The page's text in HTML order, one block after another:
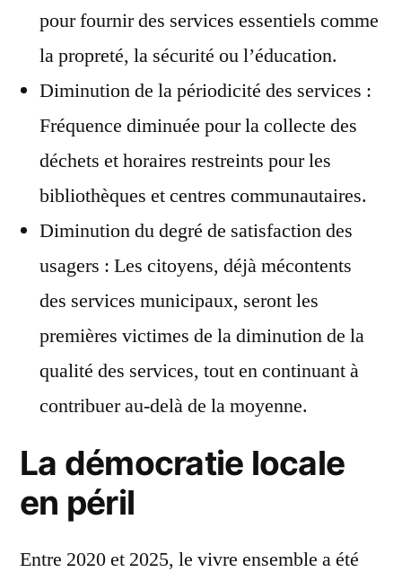
pour fournir des services essentiels comme
la propreté, la sécurité ou l’éducation.
Diminution de la périodicité des services :
Fréquence diminuée pour la collecte des
déchets et horaires restreints pour les
bibliothèques et centres communautaires.
Diminution du degré de satisfaction des
usagers : Les citoyens, déjà mécontents
des services municipaux, seront les
premières victimes de la diminution de la
qualité des services, tout en continuant à
contribuer au-delà de la moyenne.
La démocratie locale
en péril
Entre 2020 et 2025, le vivre ensemble a été